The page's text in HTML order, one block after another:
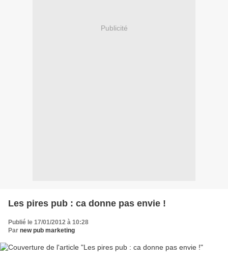
Publicité
Les pires pub : ca donne pas envie !
Publié le 17/01/2012 à 10:28
Par new pub marketing